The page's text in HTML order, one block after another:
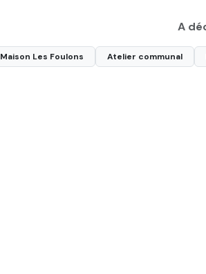
A
Maison Les Foulons Atelier communal